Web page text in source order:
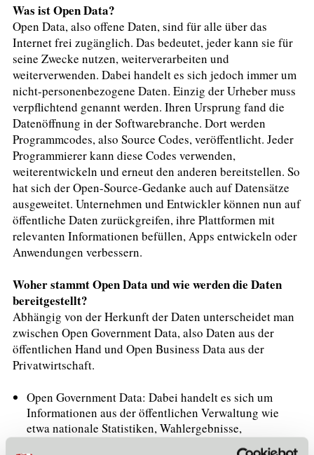
Was ist Open Data?
Open Data, also offene Daten, sind für alle über das
Internet frei zugänglich. Das bedeutet, jeder kann sie für
seine Zwecke nutzen, weiterverarbeiten und
weiterverwenden. Dabei handelt es sich jedoch immer um
nicht-personenbezogene Daten. Einzig der Urheber muss
verpflichtend genannt werden. Ihren Ursprung fand die
Datenöffnung in der Softwarebranche. Dort werden
Programmcodes, also Source Codes, veröffentlicht. Jeder
Programmierer kann diese Codes verwenden,
weiterentwickeln und erneut den anderen bereitstellen. So
hat sich der Open-Source-Gedanke auch auf Datensätze
ausgeweitet. Unternehmen und Entwickler können nun auf
öffentliche Daten zurückgreifen, ihre Plattformen mit
relevanten Informationen befüllen, Apps entwickeln oder
Anwendungen verbessern.
Woher stammt Open Data und wie werden die Daten
bereitgestellt?
Abhängig von der Herkunft der Daten unterscheidet man
zwischen Open Government Data, also Daten aus der
öffentlichen Hand und Open Business Data aus der
Privatwirtschaft.
Open Government Data: Dabei handelt es sich um
Informationen aus der öffentlichen Verwaltung wie
etwa nationale Statistiken, Wahlergebnisse,
Kartographie, öffentliche Fahrpläne, Postleitzahlen